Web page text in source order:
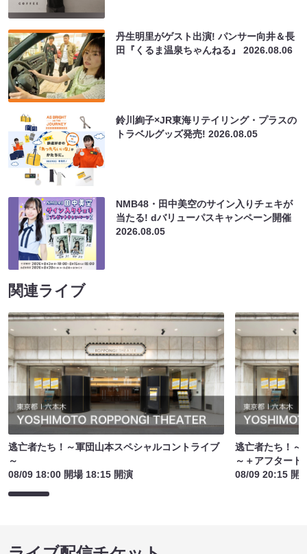
丹生明里がゲスト出演! パンサー向井＆長
田『くるま温泉ちゃんねる』2026.08.06
鈴川絢子×JR東海リテイリング・プラスの
トラベルグッズ発売!2026.08.05
NMB48・田中美空のサイン入りチェキが
当たる! dバリューパスキャンペーン開催
2026.08.05
関連ライブ
逃亡者たち！～軍団山本スペシャルコントライブ
～
08/09 18:00 開場 18:15 開演
逃亡者たち！～
～＋アフタート
08/09 20:15 開